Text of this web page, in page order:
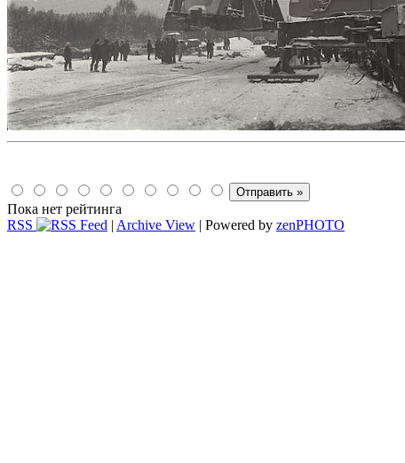
Пока нет рейтинга
RSS
| Archive View | Powered by zenPHOTO